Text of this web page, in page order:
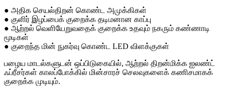
● அதிக செயல்திறன் கொண்ட அமுக்கிகள்
● குளிர் இழப்பைக் குறைக்க தடிமனான காப்பு
● ஆற்றல் வெளியேறுவதைக் குறைக்க உதவும் நகரும் கண்ணாடி
மூடிகள்
● குறைந்த மின் நுகர்வு கொண்ட LED விளக்குகள்
பழைய மாடல்களுடன் ஒப்பிடுகையில், ஆற்றல் திறன்மிக்க ஐலண்ட்
ஃப்ரீசர்கள் காலப்போக்கில் மின்சாரச் செலவுகளைக் கணிசமாகக்
குறைக்க முடியும்.